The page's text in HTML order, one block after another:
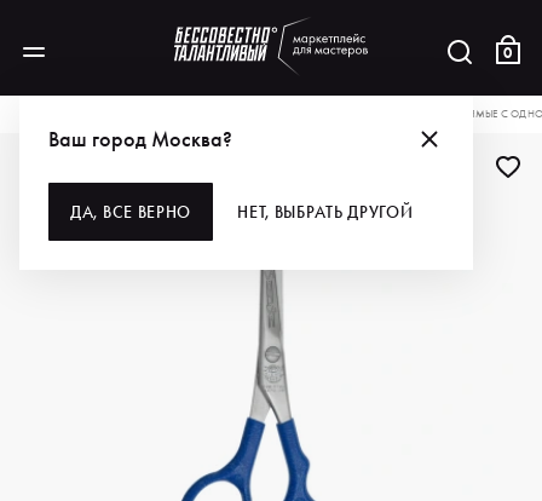
0
Ваш город Москва?
ДА, ВСЕ ВЕРНО НЕТ, ВЫБРАТЬ ДРУГОЙ
KIEPE НОЖНИЦЫ ПРЯМЫЕ С